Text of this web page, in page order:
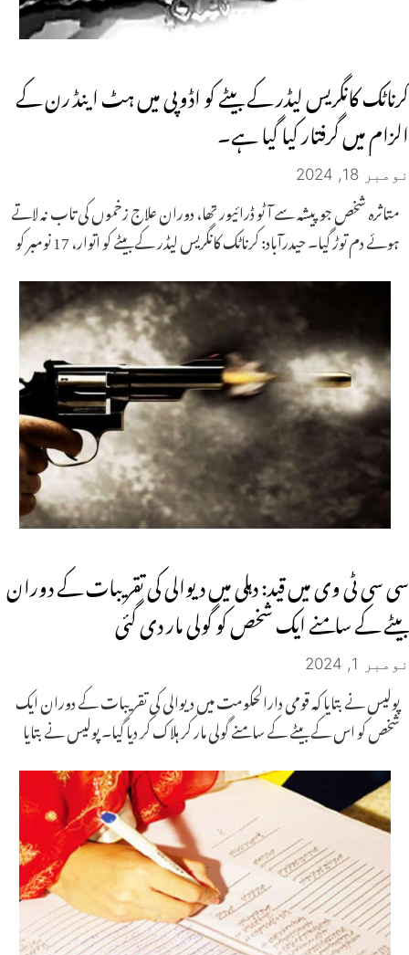
کرناٹک کانگریس لیڈر کے بیٹے کو اڈوپی میں ہٹ اینڈ رن کے
الزام میں گرفتار کیا گیا ہے۔
نومبر 18, 2024
متاثرہ شخص جو پیشہ سے آٹو ڈرائیور تھا، دوران علاج زخموں کی تاب نہ لاتے
ہوئے دم توڑ گیا۔ حیدرآباد: کرناٹک کانگریس لیڈر کے بیٹے کو اتوار، 17 نومبر کو
سی سی ٹی وی میں قید: دہلی میں دیوالی کی تقریبات کے دوران
بیٹے کے سامنے ایک شخص کو گولی مار دی گئی
نومبر 1, 2024
پولیس نے بتایا کہ قومی دارالحکومت میں دیوالی کی تقریبات کے دوران ایک
شخص کو اس کے بیٹے کے سامنے گولی مار کر ہلاک کر دیا گیا۔ پولیس نے بتایا